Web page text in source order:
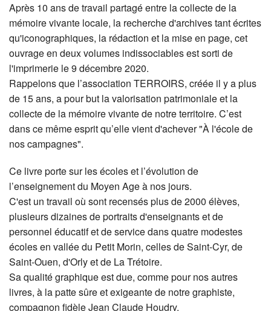
Après 10 ans de travail partagé entre la collecte de la
mémoire vivante locale, la recherche d'archives tant écrites
qu'iconographiques, la rédaction et la mise en page, cet
ouvrage en deux volumes indissociables est sorti de
l'imprimerie le 9 décembre 2020.
Rappelons que l’association TERROIRS, créée il y a plus
de 15 ans, a pour but la valorisation patrimoniale et la
collecte de la mémoire vivante de notre territoire. C’est
dans ce même esprit qu’elle vient d'achever "À l'école de
nos campagnes".
Ce livre porte sur les écoles et l’évolution de
l’enseignement du Moyen Age à nos jours.
C'est un travail où sont recensés plus de 2000 élèves,
plusieurs dizaines de portraits d'enseignants et de
personnel éducatif et de service dans quatre modestes
écoles en vallée du Petit Morin, celles de Saint-Cyr, de
Saint-Ouen, d'Orly et de La Trétoire.
Sa qualité graphique est due, comme pour nos autres
livres, à la patte sûre et exigeante de notre graphiste,
compagnon fidèle Jean Claude Houdry.